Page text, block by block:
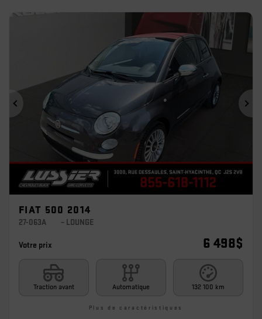
Précédent
FIAT 500 2014
27-063A – LOUNGE
Votre prix 6 498$
Traction avant Automatique 132 100 km
Plus de caractéristiques